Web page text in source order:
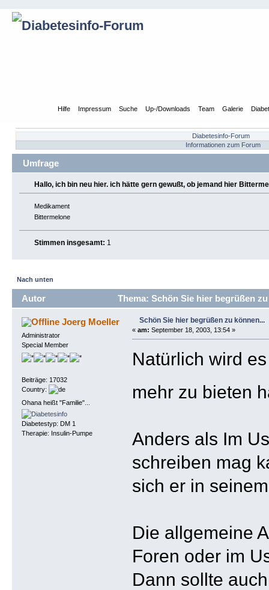
Hilfe Impressum Suche Up-/Downloads Team Galerie
Diabetesinfo-Forum
Informationen zum Forum
Umfrage
Hallo, ich bin neu hier. ich hätte gern gewußt, ob jemand hier
Medikament
Bittermelone
Stimmen insgesamt: 1
Nach unten
Autor Thema: Schön Sie hier begrüßen
Joerg Moeller
Administrator
Special Member
Beiträge: 17032
Country:
Ohana heißt "Familie"...
Diabetestyp: DM 1
Therapie: Insulin-Pumpe
Schön Sie hier begrüßen zu können...
« am: September 18, 2003, 13:54 »
Natürlich wird
mehr zu bieten
Anders als Im
schreiben mag
sich er in
Die allgemeine
Foren oder im
Dann sollte